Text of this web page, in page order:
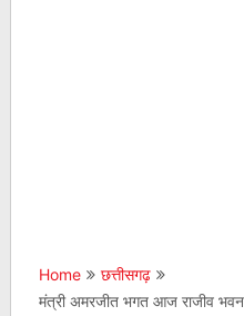
Home
छत्तीसगढ़
मंत्री अमरजीत भगत आज राजीव